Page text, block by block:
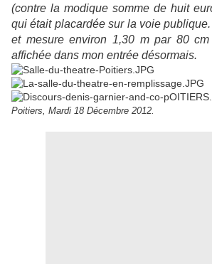
(contre la modique somme de huit
qui était placardée sur la voie
et mesure environ 1,30 m par 80
affichée dans mon entrée désormais.
Poitiers, Mardi 18 Décembre 2012.